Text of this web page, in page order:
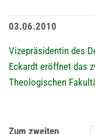
03.06.2010
Vizepräsidentin des
Eckardt eröffnet das
Theologischen
Zum zweiten